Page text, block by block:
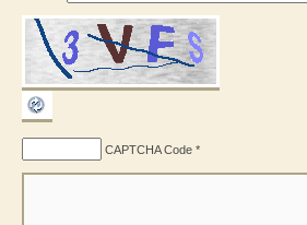
CAPTCHA Code *